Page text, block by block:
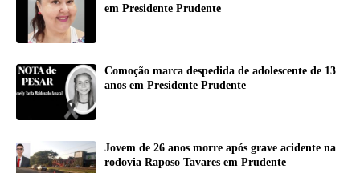
em Presidente Prudente
Comoção marca despedida de adolescente de 13
anos em Presidente Prudente
Jovem de 26 anos morre após grave acidente na
rodovia Raposo Tavares em Prudente